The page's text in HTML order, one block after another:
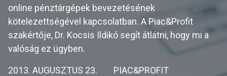
online pénztárgépek bevezetésének
kötelezettségével kapcsolatban. A Piac&Profit
szakértője, Dr. Kocsis Ildikó segít átlátni, hogy mi a
valóság ez ügyben.
2013. AUGUSZTUS 23. PIAC&PROFIT